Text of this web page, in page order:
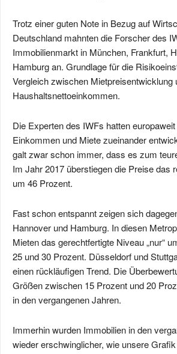
Trotz einer guten Note in Bezug auf
Deutschland mahnten die Forscher des
Immobilienmarkt in München, Frankfurt,
Hamburg an. Grundlage für die
Vergleich zwischen Mietpreisentwicklung
Haushaltsnettoeinkommen.
Die Experten des IWFs hatten
Einkommen und Miete zueinander
galt zwar schon immer, dass es zum
Im Jahr 2017 überstiegen die Preise das
um 46 Prozent.
Fast schon entspannt zeigen sich
Hannover und Hamburg. In diesen
Mieten das gerechtfertigte Niveau „nur“
25 und 30 Prozent. Düsseldorf und
einen rückläufigen Trend. Die
Größen zwischen 15 Prozent und 20
in den vergangenen Jahren.
Immerhin wurden Immobilien in den
wieder erschwinglicher, wie unsere